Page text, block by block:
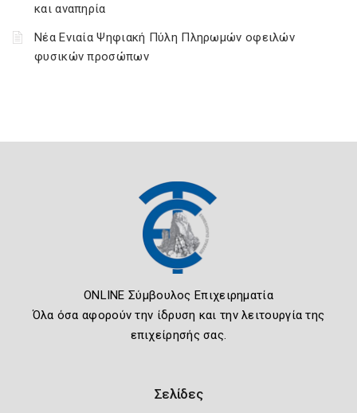
και αναπηρία
Νέα Ενιαία Ψηφιακή Πύλη Πληρωμών οφειλών
φυσικών προσώπων
ONLINE Σύμβουλος Επιχειρηματία
Όλα όσα αφορούν την ίδρυση και την λειτουργία της
επιχείρησής σας.
Σελίδες